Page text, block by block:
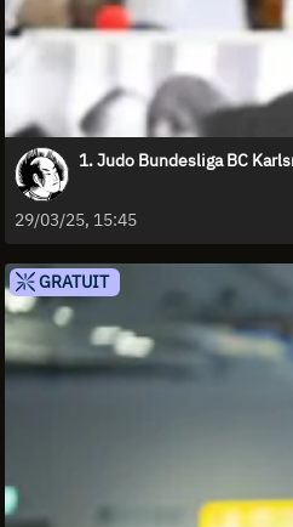
1. Judo Bundesliga BC
29/03/25, 15:45
GRATUIT